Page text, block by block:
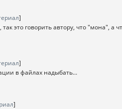
]
это говорить автору, что "мона",
]
в файлах надыбать...
]